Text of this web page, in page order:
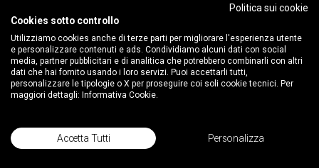
miglioramento della sicurezza e della salute dei
lavoratori negli ambiti di lavoro, osservando tutte le
regole presenti nella legislazione in materia.
Il servizio di prevenzione e protezione
provvede:all’individuazione dei fattori di rischio, alla
valutazione dei rischi e all’individuazione delle
di lavoro, nel rispetto della normativa vigente sulla
base della specifica conoscenza
Politica sui cookie
Cookies sotto controllo
Utilizziamo cookies anche di terze parti per migliorare l'esperienza utente
e personalizzare contenuti e ads. Condividiamo alcuni dati con social
media, partner pubblicitari e di analitica che potrebbero combinarli con altri
dati che hai fornito usando i loro servizi. Puoi accettarli tutti,
personalizzare le tipologie o X per proseguire coi soli cookie tecnici. Per
maggiori dettagli: Informativa Cookie.
Accetta Tutti Personalizza